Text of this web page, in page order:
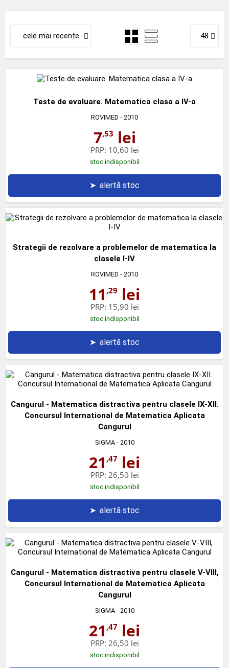
cele mai recente 48
Teste de evaluare. Matematica clasa a IV-a
ROVIMED - 2010
7,53 lei
PRP: 10,60 lei
stoc indisponibil
➤ alertă stoc
Strategii de rezolvare a problemelor de matematica la
clasele I-IV
ROVIMED - 2010
11 ,29 lei
PRP: 15,90 lei
stoc indisponibil
➤ alertă stoc
Cangurul - Matematica distractiva pentru clasele IX-XII.
Concursul International de Matematica Aplicata
Cangurul
SIGMA- 2010
21 ,47 lei
PRP: 26,50 lei
stoc indisponibil
➤ alertă stoc
Cangurul - Matematica distractiva pentru clasele V-VIII,
Concursul International de Matematica Aplicata
Cangurul
SIGMA- 2010
21 ,47 lei
PRP: 26,50 lei
stoc indisponibil